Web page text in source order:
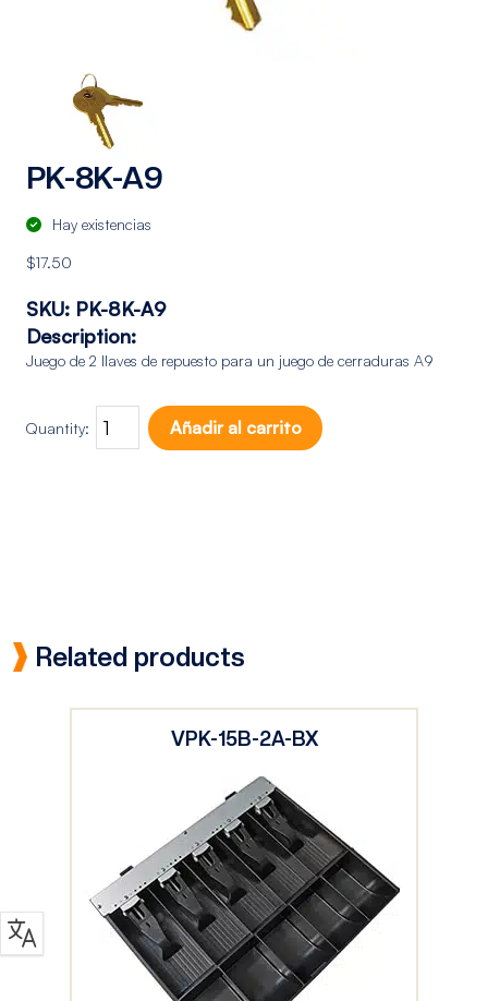
PK-8K-A9
Hay existencias
$17.50
SKU: PK-8K-A9
Description:
Juego de 2 llaves de repuesto para un juego de cerraduras A9
Quantity: Añadir al carrito
Related products
VPK-15B-2A-BX